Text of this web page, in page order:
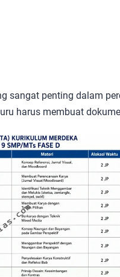
sangat penting dalam
harus membuat